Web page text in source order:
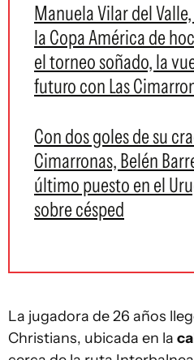
Manuela Vilar del
la Copa América de
el torneo soñado, la
futuro con Las
Con dos goles de su
Cimarronas, Belén
último puesto en el
sobre césped
La jugadora de 26 años
Christians, ubicada en la